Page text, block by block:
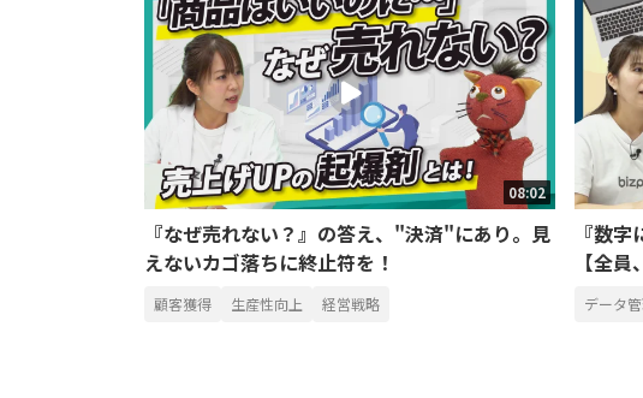
08:02
『なぜ売れない？』の答え、"決済"にあり。見
えないカゴ落ちに終止符を！
顧客獲得 生産性向上 経営戦略
『数
【全
データ